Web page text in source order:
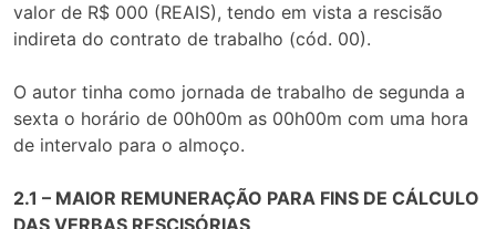
valor de R$ 000 (REAIS), tendo em vista a rescisão
indireta do contrato de trabalho (cód. 00).
O autor tinha como jornada de trabalho de segunda a
sexta o horário de 00h00m as 00h00m com uma hora
de intervalo para o almoço.
2.1 – MAIOR REMUNERAÇÃO PARA FINS DE CÁLCULO